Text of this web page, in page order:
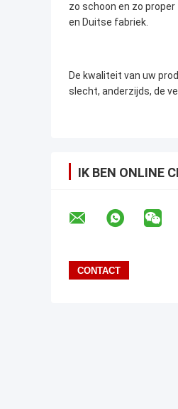
zo schoon en zo
en Duitse fabriek.
De kwaliteit van uw
slecht, anderzijds, de
IK BEN ONLINE